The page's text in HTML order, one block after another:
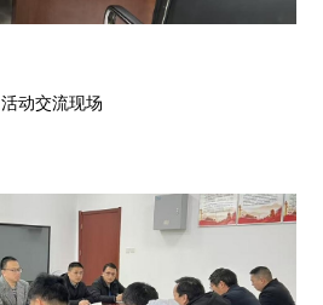
活动交流现场